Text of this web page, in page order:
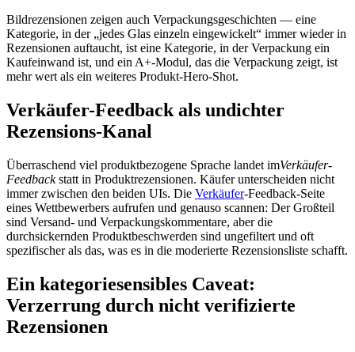
Bildrezensionen zeigen auch Verpackungsgeschichten — eine
Kategorie, in der „jedes Glas einzeln eingewickelt“ immer wieder in
Rezensionen auftaucht, ist eine Kategorie, in der Verpackung ein
Kaufeinwand ist, und ein A+-Modul, das die Verpackung zeigt, ist
mehr wert als ein weiteres Produkt-Hero-Shot.
Verkäufer-Feedback als undichter
Rezensions-Kanal
Überraschend viel produktbezogene Sprache landet imVerkäufer-
Feedbackstatt in Produktrezensionen. Käufer unterscheiden nicht
immer zwischen den beiden UIs. Die Verkäufer-Feedback-Seite
eines Wettbewerbers aufrufen und genauso scannen: Der Großteil
sind Versand- und Verpackungskommentare, aber die
durchsickernden Produktbeschwerden sind ungefiltert und oft
spezifischer als das, was es in die moderierte Rezensionsliste schafft.
Ein kategoriesensibles Caveat:
Verzerrung durch nicht verifizierte
Rezensionen